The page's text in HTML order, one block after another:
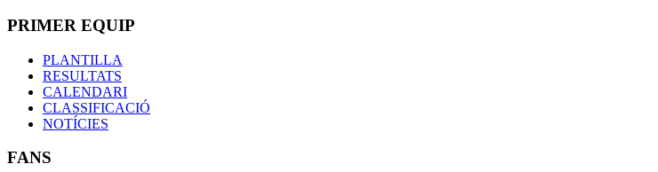
PRIMER EQUIP
PLANTILLA
RESULTATS
CALENDARI
CLASSIFICACIÓ
NOTÍCIES
FANS